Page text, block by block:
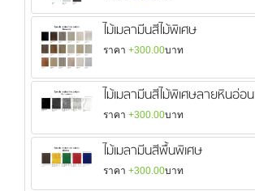
ไม้เมลามีนสีไม้พิเศษ
ราคา+300.00บาท
ไม้เมลามีนสีไม้พิเศษลายหินอ่อน
ราคา+300.00บาท
ไม้เมลามีนสีพื้นพิเศษ
ราคา+300.00บาท